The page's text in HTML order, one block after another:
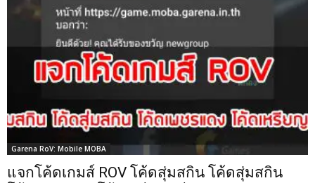
Garena RoV: Mobile MOBA
แจกโค้ดเกมส์ ROV โค้ดสุ่มสกิน โค้ดสุ่มสกิน